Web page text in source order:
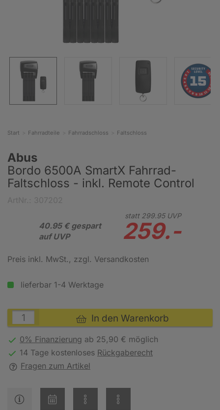
Start Fahrradteile Fahrradschloss Faltschloss
Abus
Bordo 6500A SmartX Fahrrad-
Faltschloss - inkl. Remote Control
40.95 € gespart
auf UVP
statt 299.95UVP
259.-
Preis inkl. MwSt., zzgl. Versandkosten
lieferbar 1-4 Werktage
In den Warenkorb
0% Finanzierung ab 25,90 € möglich
14 Tage kostenloses Rückgaberecht
Fragen zum Artikel